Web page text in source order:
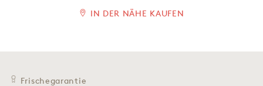
IN DER NÄHE KAUFEN
Frischegarantie